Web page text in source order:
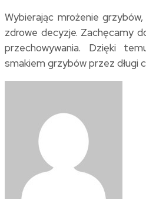
Wybierając mrożenie
zdrowe decyzje. Zachęcamy
przechowywania. Dzięki
smakiem grzybów przez długi